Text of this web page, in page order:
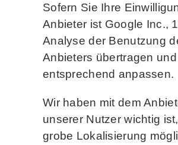
Sofern Sie Ihre
Anbieter ist Google Inc.,
Analyse der Benutzung
Anbieters übertragen
entsprechend anpassen.
Wir haben mit dem
unserer Nutzer wichtig
grobe Lokalisierung